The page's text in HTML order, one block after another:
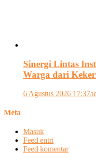
Sinergi Lintas
Warga dari
6 Agustus 2026 17:37
Meta
Masuk
Feed entri
Feed komentar